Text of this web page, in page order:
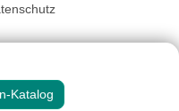
Katalog